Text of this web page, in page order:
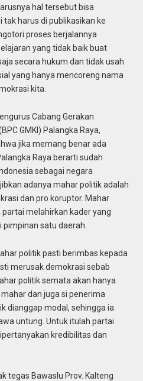
hal tersebut bisa
harus di publikasikan ke
proses berjalannya
yang tidak baik buat
secara hukum dan tidak usah
yang hanya mencoreng nama
kita.
Cabang Gerakan
GMKI) Palangka Raya,
jika memang benar ada
Raya berarti sudah
sebagai negara
adanya mahar politik adalah
dan pro koruptor. Mahar
melahirkan kader yang
satu daerah.
politik pasti berimbas kepada
merusak demokrasi sebab
politik semata akan hanya
dan juga si penerima
dianggap modal, sehingga ia
untung. Untuk itulah partai
kredibilitas dan
tegas Bawaslu Prov. Kalteng